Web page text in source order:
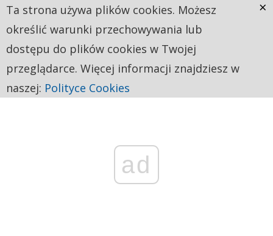
ad
Ta strona używa plików cookies. Możesz
określić warunki przechowywania lub
dostępu do plików cookies w Twojej
przeglądarce. Więcej informacji znajdziesz w
naszej: Polityce Cookies
×